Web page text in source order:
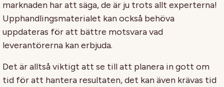
marknaden har att säga, de är ju trots allt experterna!
Upphandlingsmaterialet kan också behöva
uppdateras för att bättre motsvara vad
leverantörerna kan erbjuda.
Det är alltså viktigt att se till att planera in gott om
tid för att hantera resultaten, det kan även krävas tid